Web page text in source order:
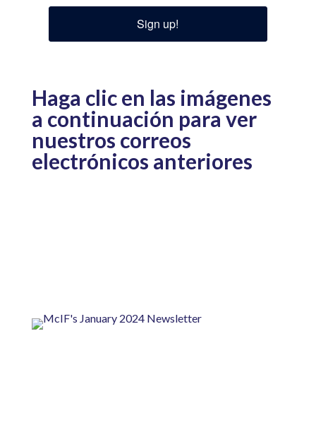
Sign up!
Haga clic en las imágenes
a continuación para ver
nuestros correos
electrónicos anteriores